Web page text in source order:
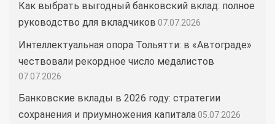
Как выбрать выгодный банковский вклад: полное
руководство для вкладчиков 07.07.2026
Интеллектуальная опора Тольятти: в «Автограде»
чествовали рекордное число медалистов
07.07.2026
Банковские вклады в 2026 году: стратегии
сохранения и приумножения капитала05.07.2026